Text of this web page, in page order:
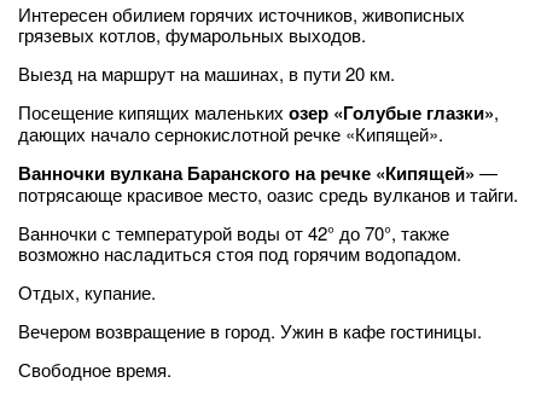
Интересен обилием горячих источников, живописных
грязевых котлов, фумарольных выходов.
Выезд на маршрут на машинах, в пути 20 км.
Посещение кипящих маленьких озер «Голубые глазки»,
дающих начало сернокислотной речке «Кипящей».
Ванночки вулкана Баранского на речке «Кипящей» —
потрясающе красивое место, оазис средь вулканов и тайги.
Ванночки с температурой воды от 42° до 70°, также
возможно насладиться стоя под горячим водопадом.
Отдых, купание.
Вечером возвращение в город. Ужин в кафе гостиницы.
Свободное время.